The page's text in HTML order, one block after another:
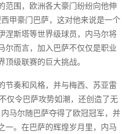
范围，欧洲各大豪门纷纷向他伸
甲豪门巴萨，这对他来说是一个
涅斯塔等世界级球员，内马尔将
尔而言，加入巴萨不仅仅是职业
级联赛的巨大挑战。
节奏和风格，并与梅西、苏亚雷
仅令巴萨攻势如潮，还创造了无
马尔随巴萨夺得了欧冠冠军，并
一。在巴萨的辉煌岁月里，内马